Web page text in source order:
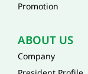
Promotion
ABOUT US
Company